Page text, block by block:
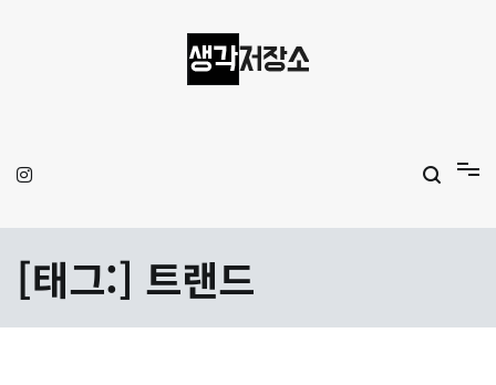
[태그:] 트랜드